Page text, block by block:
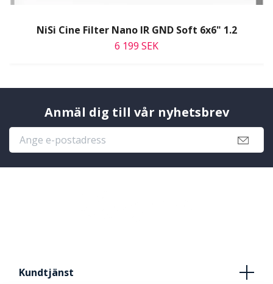
NiSi Cine Filter Nano IR GND Soft 6x6" 1.2
6 199 SEK
Anmäl dig till vår nyhetsbrev
Kundtjänst